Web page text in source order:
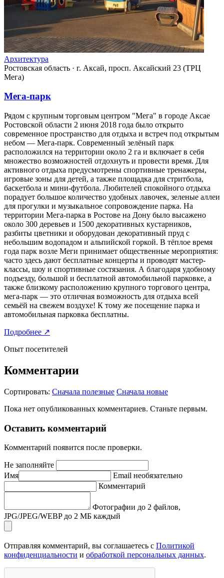
Архитектура
Ростовская область · г. Аксай, просп. Аксайский 23 (ТРЦ
Мега)
Мега-парк
Рядом с крупным торговым центром "Мега" в городе Аксае
Ростовской области 2 июня 2018 года было открыто
современное пространство для отдыха и встреч под открытым
небом — Мега-парк. Современный зелёный парк
расположился на территории около 2 га и включает в себя
множество возможностей отдохнуть и провести время. Для
активного отдыха предусмотрены спортивные тренажеры,
игровые зоны для детей, а также площадка для стритбола,
баскетбола и мини-футбола. Любителей спокойного отдыха
порадует большое количество удобных лавочек, зеленые аллеи
для прогулки и музыкальное сопровождение парка. На
территории Мега-парка в Ростове на Дону было высажено
около 300 деревьев и 1500 декоративных кустарников,
разбиты цветники и оборудован декоративный пруд с
небольшим водопадом и альпийской горкой. В тёплое время
года парк возле Меги принимает общественные мероприятия:
часто здесь дают бесплатные концерты и проводят мастер-
классы, шоу и спортивные состязания. А благодаря удобному
подъезду, большой и бесплатной автомобильной парковке, а
также близкому расположению крупного торгового центра,
мега-парк — это отличная возможность для отдыха всей
семьёй на свежем воздухе! К тому же посещение парка и
автомобильная парковка бесплатны.
Подробнее ↗
Опыт посетителей
Комментарии
Сортировать: Сначала полезные Сначала новые
Пока нет опубликованных комментариев. Станьте первым.
Оставить комментарий
Комментарий появится после проверки.
Не заполняйте
Имя
Email необязательно
Комментарий
Фотографии до 2 файлов,
JPG/JPEG/WEBP до 2 МБ каждый
Отправляя комментарий, вы соглашаетесь с Политикой
конфиденциальности и обработкой персональных данных.